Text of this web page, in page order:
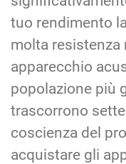
tuo rendimento
molta resistenza
apparecchio
popolazione più
trascorrono
coscienza del
acquistare gli